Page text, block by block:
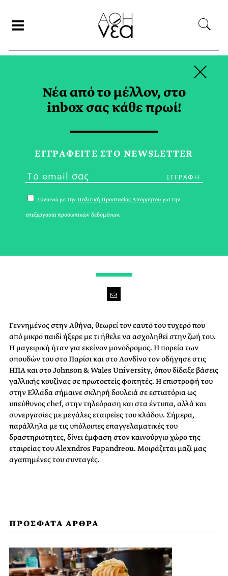
ΑΛΕΞΑΝΔΡΟΣ
ΠΑΠΑΝΔΡΕΟΥ
Γεννημένος στην Αθήνα, θεωρεί τον εαυτό του τυχερό που
από μικρό παιδί ήξερε με τι ήθελε να ασχοληθεί στην ζωή του.
Η μαγειρική ήταν για εκείνον μονόδρομος. Η πορεία των
σπουδών του στο Παρίσι και στο Λονδίνο τον οδήγησε στις
ΗΠΑ και στο Johnson & Wales University, όπου δίδαξε βάσεις
γαλλικής κουζίνας σε πρωτοετείς φοιτητές. Η επιστροφή του
στην Ελλάδα σήμαινε σκληρή δουλειά σε εστιατόρια ως
υπεύθυνος chef, στην τηλεόραση και στα έντυπα, αλλά και
συνεργασίες με μεγάλες εταιρείες του κλάδου. Σήμερα,
παράλληλα με τις υπόλοιπες επαγγελαματικές του
δραστηριότητες, δίνει έμφαση στον καινούργιο χώρο της
εταιρείας του Alexndros Papandreou. Μοιράζεται μαζί μας
αγαπημένες του συνταγές.
ΠΡΟΣΦΑΤΑ ΑΡΘΡΑ
Νέα από το μέλλον, στο
inbox σας κάθε πρωί!
ΕΓΓPΑΦΕΙΤΕ ΣΤΟ NEWSLETTER
Συναινώ με την Πολιτική Προστασίας Απορρήτου για την
επεξεργασία προσωπικών δεδομένων.
×